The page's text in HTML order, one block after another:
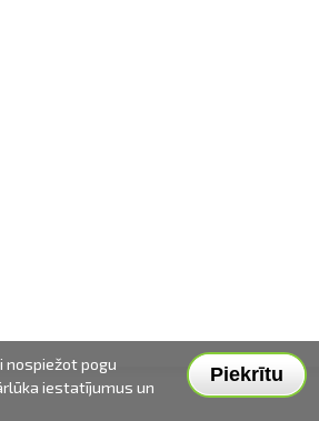
Piekrītu
nospiežot pogu
iestatījumus un